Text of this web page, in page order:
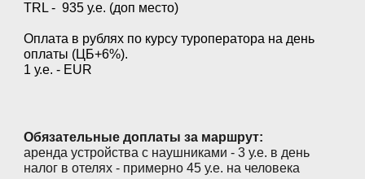
TRL - 935 у.е. (доп место)
Оплата в рублях по курсу туроператора на день
оплаты (ЦБ+6%).
1 у.е. - EUR
Обязательные доплаты за маршрут:
аренда устройства с наушниками - 3 у.е. в день
налог в отелях - примерно 45 у.е. на человека